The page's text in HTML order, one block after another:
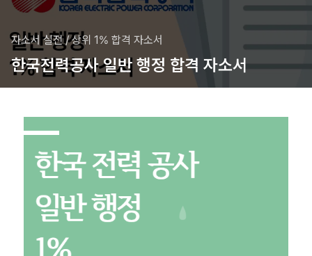
자소서 실전/상위 1% 합격 자소서
한국전력공사 일반 행정 합격 자소서